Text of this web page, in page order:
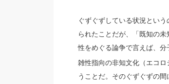
ぐずぐずしている状況とい
られたことだが、「既知の
性をめぐる論争で言えば、
雑性指向の非知文化（エコ
うことだ。そのぐずぐずの